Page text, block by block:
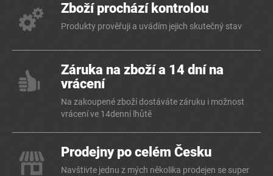
Zboží prochází kontrolou
Produkty prověřuji a uvádím jejich skutečný stav
Záruka na zboží a 14 dní na
vrácení
Na zakoupené zboží dostáváte záruku i možnost
vrácení ve 14denní lhůtě
Prodejny po celém Česku
Navštivte jednu z mých několika prodejen se super